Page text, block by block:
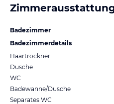
Badezimmer
Badezimmerdetails
Haartrockner
Dusche
WC
Badewanne/Dusche
Separates WC